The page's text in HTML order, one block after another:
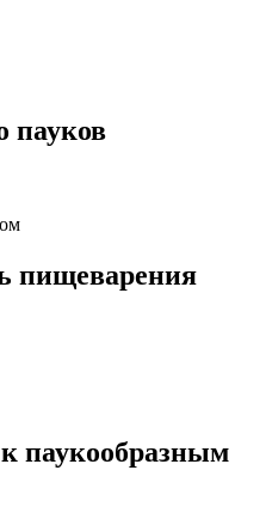
пауков
пищеварения
паукообразным